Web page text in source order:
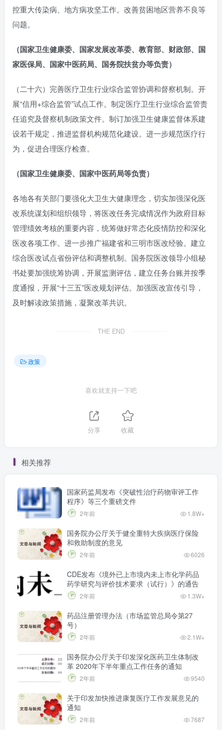
控重大传染病、地方病攻坚工作。改善贫困地区营养不良等
问题。
（国家卫生健康委、国家发展改革委、教育部、财政部、国
家医保局、国家中医药局、国务院扶贫办等负责）
（二十六）完善医疗卫生行业综合监管协调和督察机制。开
展“信用+综合监管”试点工作。制定医疗卫生行业综合监管责
任追究及督察机制政策文件。制订加强卫生健康监督体系建
设若干规定，推进监督机构规范化建设。进一步规范医疗行
为，促进合理医疗检查。
（国家卫生健康委、国家中医药局等负责）
各地各有关部门要强化大卫生大健康理念，切实加强深化医
改系统谋划和组织领导，将医改任务完成情况作为政府目标
管理绩效考核的重要内容，统筹做好常态化疫情防控和深化
医改各项工作。进一步推广福建省和三明市医改经验。建立
综合医改试点省份评估和调整机制。国务院医改领导小组秘
书处要加强统筹协调，开展监测评估，建立任务台账并按季
度通报，开展“十三五”医改规划评估。加强医改宣传引导，
及时解读政策措施，凝聚改革共识。
THE END
政策
喜欢就支持一下吧
分享 收藏
相关推荐
国家药监局发布《突破性治疗药物审评工作
程序》等三个重磅文件
2年前 1.8W+
国务院办公厅关于健全重特大疾病医疗保险
和救助制度的意见
2年前 6026
CDE发布《境外已上市境内未上市化学药品
药学研究与评价技术要求（试行）》的通告
2年前 1.3W+
药品注册管理办法（市场监管总局令第27
号）
2年前 2.1W+
国务院办公厅关于印发深化医药卫生体制改
革 2020年下半年重点工作任务的通知
2年前 9540
关于印发加快推进康复医疗工作发展意见的
通知
2年前 7687